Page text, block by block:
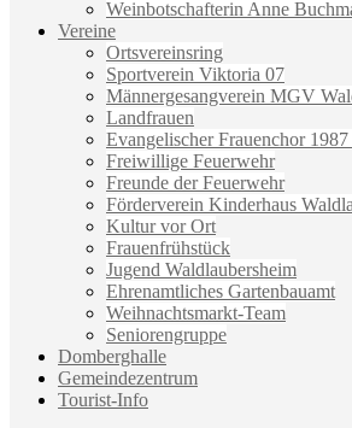
Weinbotschafterin Anne
Vereine
Ortsvereinsring
Sportverein Viktoria 07
Männergesangverein MGV
Landfrauen
Evangelischer Frauenchor
Freiwillige Feuerwehr
Freunde der Feuerwehr
Förderverein Kinderhaus
Kultur vor Ort
Frauenfrühstück
Jugend Waldlaubersheim
Ehrenamtliches Gartenbauamt
Weihnachtsmarkt-Team
Seniorengruppe
Domberghalle
Gemeindezentrum
Tourist-Info